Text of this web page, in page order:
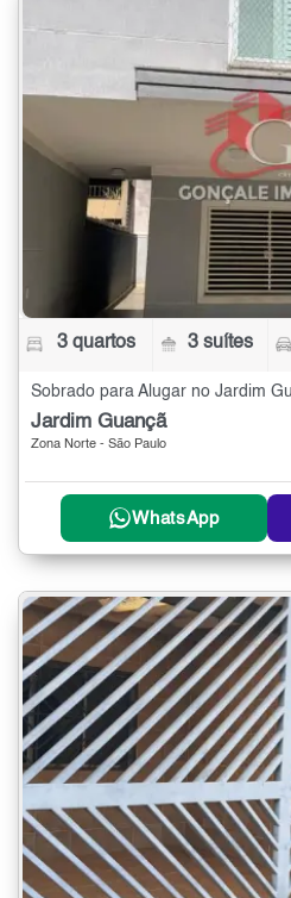
3 quartos 3 suítes
Sobrado para Alugar no Jardim
Jardim Guançã
Zona Norte - São Paulo
WhatsApp